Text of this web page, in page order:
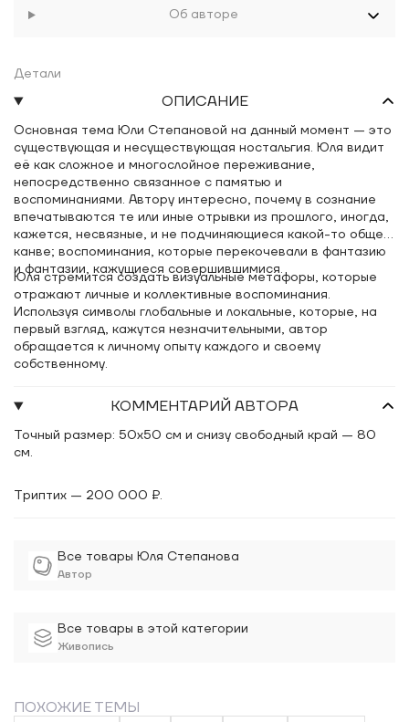
Все товары Юля Степанова
Автор
Все товары в этой категории
Живопись
Об авторе
Детали
ОПИСАНИЕ
Основная тема Юли Степановой на данный момент — это
существующая и несуществующая ностальгия. Юля видит
её как сложное и многослойное переживание,
непосредственно связанное с памятью и
воспоминаниями. Автору интересно, почему в сознание
впечатываются те или иные отрывки из прошлого, иногда,
кажется, несвязные, и не подчиняющиеся какой-то общей
канве; воспоминания, которые перекочевали в фантазию
и фантазии, кажущиеся совершившимися.
Юля стремится создать визуальные метафоры, которые
отражают личные и коллективные воспоминания.
Используя символы глобальные и локальные, которые, на
первый взгляд, кажутся незначительными, автор
обращается к личному опыту каждого и своему
собственному.
КОММЕНТАРИЙ АВТОРА
Точный размер: 50х50 см и снизу свободный край — 80
см.
Триптих — 200 000 ₽.
ПОХОЖИЕ ТЕМЫ